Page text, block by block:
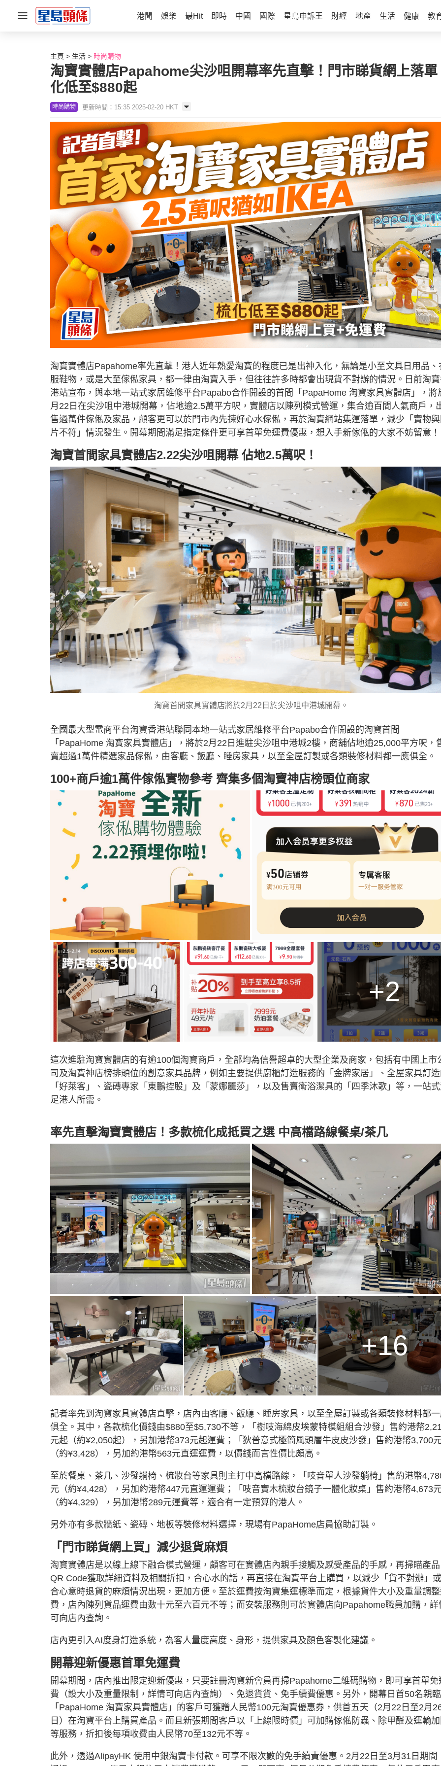
港聞 娛樂 最Hit 即時 中國 國際 星島申訴王 財經 地產 生活 健康 教
主頁 生活 時尚購物
淘寶實體店Papahome尖沙咀開幕率先直擊！門市睇貨網上落
化低至$880起
時尚購物 更新時間：15:35 2025-02-20 HKT
淘寶實體店Papahome率先直擊！港人近年熱愛淘寶的程度已是出神入化，無論是小至文具日用品、
服鞋物，或是大至傢俬家具，都一律由淘寶入手，但往往許多時都會出現貨不對辦的情況。日前淘
港站宣布，與本地一站式家居維修平台Papabo合作開設的首間「PapaHome 淘寶家具實體店」，將
月22日在尖沙咀中港城開幕，佔地逾2.5萬平方呎，實體店以陳列模式營運，集合逾百間人氣商戶，
售過萬件傢俬及家品，顧客更可以於門市內先揀好心水傢俬，再於淘寶網站集運落單，減少「實物
片不符」情況發生。開幕期間滿足指定條件更可享首單免運費優惠，想入手新傢俬的大家不妨留意！
淘寶首間家具實體店2.22尖沙咀開幕 佔地2.5萬呎！
淘寶首間家具實體店將於2月22日於尖沙咀中港城開幕。
全國最大型電商平台淘寶香港站聯同本地一站式家居維修平台Papabo合作開設的淘寶首間
「PapaHome 淘寶家具實體店」，將於2月22日進駐尖沙咀中港城2樓，商舖佔地逾25,000平方呎，
賣超過1萬件精選家品傢俬，由客廳、飯廳、睡房家具，以至全屋訂製或各類裝修材料都一應俱全。
100+商戶逾1萬件傢俬實物參考 齊集多個淘寶神店榜頭位商家
+2
這次進駐淘寶實體店的有逾100個淘寶商戶，全部均為信譽超卓的大型企業及商家，包括有中國上市
司及淘寶神店榜排頭位的創意家具品牌，例如主要提供廚櫃訂造服務的「⾦牌家居」、全屋家具訂
「好萊客」、瓷磚專家「東鵬控股」及「蒙娜麗莎」，以及售賣衛浴潔具的「四季沐歌」等，一站
足港人所需。
率先直擊淘寶實體店！多款梳化成抵買之選 中高檔路線餐桌/茶几
+16
記者率先到淘寶家具實體店直擊，店內由客廳、飯廳、睡房家具，以至全屋訂製或各類裝修材料都
俱全。其中，各款梳化價錢由$880至$5,730不等，「樹吱海綿皮埃蒙特模組組合沙發」售約港幣
元起（約¥2,050起），另加港幣373元起運費；「狄普意式極簡風頭層牛皮皮沙發」售約港幣3,700
（約¥3,428），另加約港幣563元直運運費，以價錢而言性價比頗高。
至於餐桌、茶几、沙發躺椅、梳妝台等家具則主打中高檔路線，「吱音單人沙發躺椅」售約港幣
元（約¥4,428），另加約港幣447元直運運費；「吱音實木梳妝台鏡子一體化妝桌」售約港幣4,673
（約¥4,329），另加港幣289元運費等，適合有一定預算的港人。
另外亦有多款牆紙、瓷磚、地板等裝修材料選擇，現場有PapaHome店員協助訂製。
「門市睇貨網上買」減少退貨麻煩
淘寶實體店是以線上線下融合模式營運，顧客可在實體店內親手接觸及感受產品的手感，再掃瞄產品
QR Code獲取詳細資料及相關折扣，合心水的話，再直接在淘寶平台上購買，以減少「貨不對辦」
合心意時退貨的麻煩情況出現，更加方便。至於運費按淘寶集運標準而定，根據貨件大小及重量調
費，店內陳列貨品運費由數十元至六百元不等；而安裝服務則可於實體店向Papahome職員加購，詳
可向店內查詢。
店內更引入AI度身訂造系統，為客人量度高度、身形，提供家具及顏色客製化建議。
開幕迎新優惠首單免運費
開幕期間，店內推出限定迎新優惠，只要註冊淘寶新會員再掃Papahome二維碼購物，即可享首單免
費（設大小及重量限制，詳情可向店內查詢）、免退貨貨、免手續費優惠。另外，開幕日首50名親臨
「PapaHome 淘寶家具實體店」的客戶可獲贈人民幣100元淘寶優惠券，供首五天（2月22日至2月
日）在淘寶平台上購買產品。而且新張期間客戶以「上線限時價」可加購傢俬防蟲、除甲醛及運輸
等服務，折扣後每項收費由人民幣70至132元不等。
此外，透過AlipayHK 使用中銀淘實卡付款。可享不限次數的免手續責優惠。2月22日至3月31日期間